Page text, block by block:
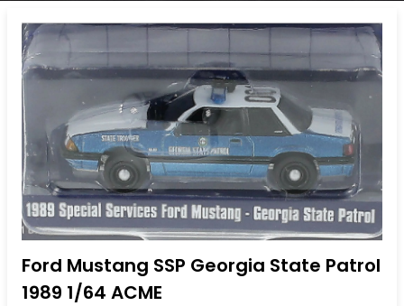
Ford Mustang SSP Georgia State Patrol
1989 1/64 ACME